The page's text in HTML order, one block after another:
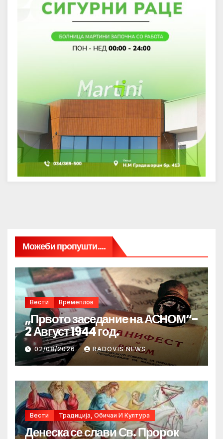
Можеби пропушти....
Вести Времеплов
„Првото заседание на АСНОМ“-
2 Август 1944 год.
02/08/2026 RADOVIS NEWS
Вести Традиција, Обичаи И Култура
Денеска се слави Св. Пророк